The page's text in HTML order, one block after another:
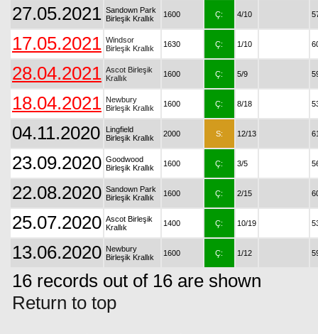
27.05.2021 Sandown Park
Birleşik Krallık
1600 Ç: 4/10
17.05.2021 Windsor
Birleşik Krallık
1630 Ç: 1/10
28.04.2021 Ascot Birleşik
Krallık
1600 Ç: 5/9
18.04.2021 Newbury
Birleşik Krallık
1600 Ç: 8/18
04.11.2020
Lingfield
Birleşik Krallık
2000 S: 12/13
23.09.2020 Goodwood
Birleşik Krallık
1600 Ç: 3/5
22.08.2020 Sandown Park
Birleşik Krallık
1600 Ç: 2/15
25.07.2020 Ascot Birleşik
Krallık
1400 Ç: 10/19
13.06.2020 Newbury
Birleşik Krallık
1600 Ç: 1/12
16 records out of 16 are shown
Return to top